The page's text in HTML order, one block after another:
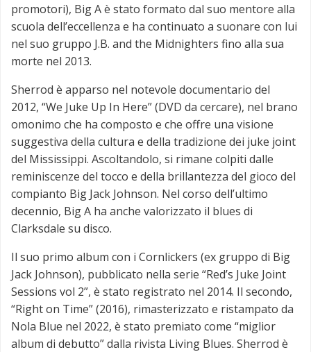
promotori), Big A è stato formato dal suo mentore alla
scuola dell’eccellenza e ha continuato a suonare con lui
nel suo gruppo J.B. and the Midnighters fino alla sua
morte nel 2013.
Sherrod è apparso nel notevole documentario del
2012, “We Juke Up In Here” (DVD da cercare), nel brano
omonimo che ha composto e che offre una visione
suggestiva della cultura e della tradizione dei juke joint
del Mississippi. Ascoltandolo, si rimane colpiti dalle
reminiscenze del tocco e della brillantezza del gioco del
compianto Big Jack Johnson. Nel corso dell’ultimo
decennio, Big A ha anche valorizzato il blues di
Clarksdale su disco.
Il suo primo album con i Cornlickers (ex gruppo di Big
Jack Johnson), pubblicato nella serie “Red’s Juke Joint
Sessions vol 2”, è stato registrato nel 2014. Il secondo,
“Right on Time” (2016), rimasterizzato e ristampato da
Nola Blue nel 2022, è stato premiato come “miglior
album di debutto” dalla rivista Living Blues. Sherrod è